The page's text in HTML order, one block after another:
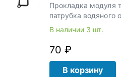
Прокладка модуля
патрубка водяного
В наличии 3 шт.
70 ₽
В корзину